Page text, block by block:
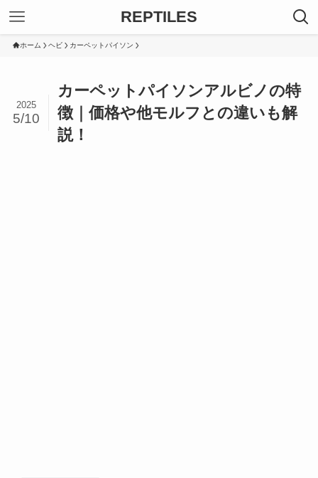
REPTILES
ホーム ヘビ カーペットパイソン
カーペットパイソンアルビノの特
徴｜価格や他モルフとの違いも解
説！
2025
5/10